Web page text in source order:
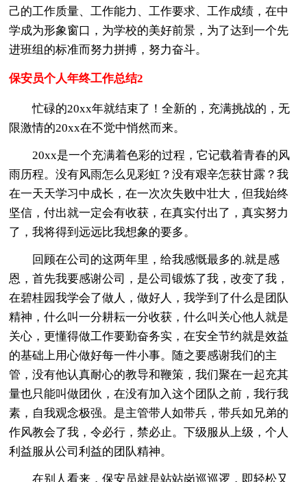
己的工作质量、工作能力、工作要求、工作成绩，在中
学成为形象窗口，为学校的美好前景，为了达到一个先
进班组的标准而努力拼搏，努力奋斗。
保安员个人年终工作总结2
忙碌的20xx年就结束了！全新的，充满挑战的，无
限激情的20xx在不觉中悄然而来。
20xx是一个充满着色彩的过程，它记载着青春的风
雨历程。没有风雨怎么见彩虹？没有艰辛怎获甘露？我
在一天天学习中成长，在一次次失败中壮大，但我始终
坚信，付出就一定会有收获，在真实付出了，真实努力
了，我将得到远远比我想象的要多。
回顾在公司的这两年里，给我感慨最多的.就是感
恩，首先我要感谢公司，是公司锻炼了我，改变了我，
在碧桂园我学会了做人，做好人，我学到了什么是团队
精神，什么叫一分耕耘一分收获，什么叫关心他人就是
关心，更懂得做工作要勤奋务实，在安全节约就是效益
的基础上用心做好每一件小事。随之要感谢我们的主
管，没有他认真耐心的教导和鞭策，我们聚在一起充其
量也只能叫做团伙，在没有加入这个团队之前，我行我
素，自我观念极强。是主管带人如带兵，带兵如兄弟的
作风教会了我，令必行，禁必止。下级服从上级，个人
利益服从公司利益的团队精神。
在别人看来，保安员就是站站岗巡巡逻，即轻松又